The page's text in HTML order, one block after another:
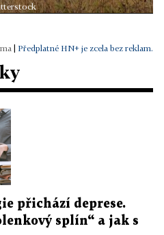
| Předplatné HN+ je zcela bez reklam.
přichází deprese.
splín“ a jak s